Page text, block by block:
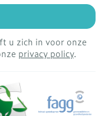
u zich in voor onze
privacy policy.